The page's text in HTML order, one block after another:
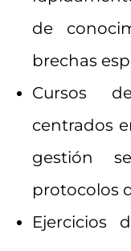
de
brechas
Cursos
centrados
gestión
protocolos
Ejercicios